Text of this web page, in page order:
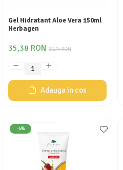
Gel Hidratant Aloe Vera 150ml
Herbagen
36,74 RON
35,38 RON
Adauga in cos
-4%